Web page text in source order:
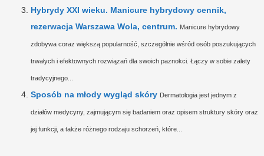
Hybrydy XXI wieku. Manicure hybrydowy cennik,
rezerwacja Warszawa Wola, centrum. Manicure hybrydowy
zdobywa coraz większą popularność, szczególnie wśród osób poszukujących
trwałych i efektownych rozwiązań dla swoich paznokci. Łączy w sobie zalety
tradycyjnego...
Sposób na młody wygląd skóry Dermatologia jest jednym z
działów medycyny, zajmującym się badaniem oraz opisem struktury skóry oraz
jej funkcji, a także różnego rodzaju schorzeń, które...